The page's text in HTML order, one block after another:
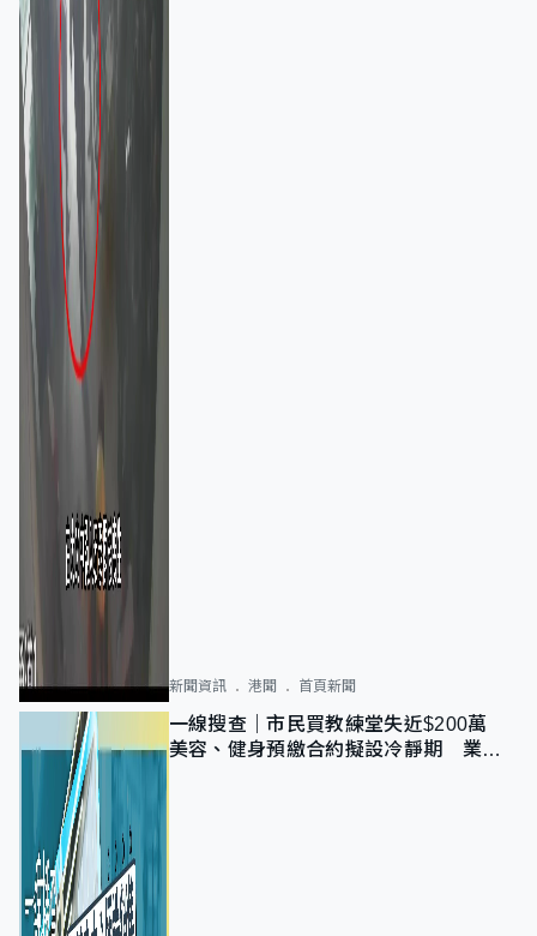
新聞資訊 港聞 首頁新聞
一線搜查｜市民買教練堂失近$200萬
美容、健身預繳合約擬設冷靜期 業界